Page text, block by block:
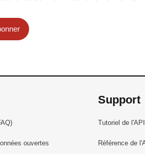
ouvertes
Support
Tutoriel de l'API
Référence de